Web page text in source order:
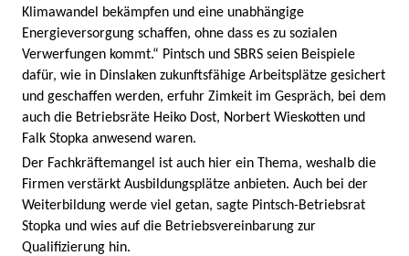
Klimawandel bekämpfen und eine unabhängige
Energieversorgung schaffen, ohne dass es zu sozialen
Verwerfungen kommt.“ Pintsch und SBRS seien Beispiele
dafür, wie in Dinslaken zukunftsfähige Arbeitsplätze gesichert
und geschaffen werden, erfuhr Zimkeit im Gespräch, bei dem
auch die Betriebsräte Heiko Dost, Norbert Wieskotten und
Falk Stopka anwesend waren.
Der Fachkräftemangel ist auch hier ein Thema, weshalb die
Firmen verstärkt Ausbildungsplätze anbieten. Auch bei der
Weiterbildung werde viel getan, sagte Pintsch-Betriebsrat
Stopka und wies auf die Betriebsvereinbarung zur
Qualifizierung hin.